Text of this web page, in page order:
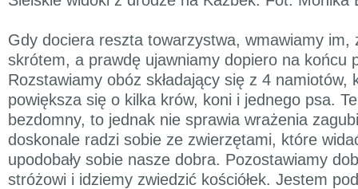
Gdy dociera reszta towarzystwa, wmawiamy im,
skrótem, a prawdę ujawniamy dopiero na końcu
Rozstawiamy obóz składający się z 4 namiotów,
powiększa się o kilka krów, koni i jednego psa.
bezdomny, to jednak nie sprawia wrażenia
doskonale radzi sobie ze zwierzętami, które
upodobały sobie nasze dobra. Pozostawiamy
stróżowi i idziemy zwiedzić kościółek. Jestem